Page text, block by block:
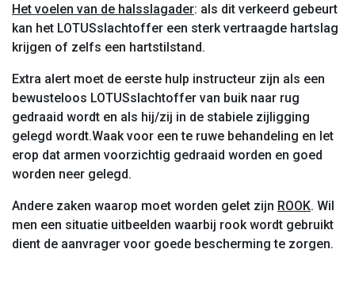
Het voelen van de halsslagader: als dit verkeerd gebeurt
kan het LOTUSslachtoffer een sterk vertraagde hartslag
krijgen of zelfs een hartstilstand.
Extra alert moet de eerste hulp instructeur zijn als een
bewusteloos LOTUSslachtoffer van buik naar rug
gedraaid wordt en als hij/zij in de stabiele zijligging
gelegd wordt.Waak voor een te ruwe behandeling en let
erop dat armen voorzichtig gedraaid worden en goed
worden neer gelegd.
Andere zaken waarop moet worden gelet zijn ROOK. Wil
men een situatie uitbeelden waarbij rook wordt gebruikt
dient de aanvrager voor goede bescherming te zorgen.